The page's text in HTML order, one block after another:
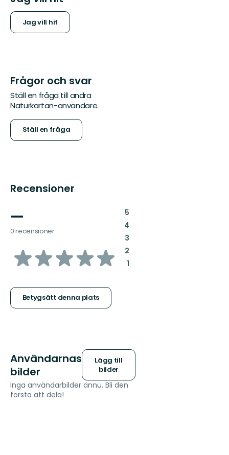
Jag vill hit
Frågor och svar
Ställ en fråga till andra
Naturkartan-användare.
Ställ en fråga
Recensioner
—
0 recensioner
av
stjärnor
Betygsätt denna plats
5:
4:
3:
2:
1:
Användarnas
bilder
Lägg till
bilder
Inga användarbilder ännu. Bli den
första att dela!